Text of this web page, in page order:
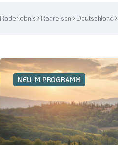
Raderlebnis Radreisen Deutschland
NEU IM PROGRAMM